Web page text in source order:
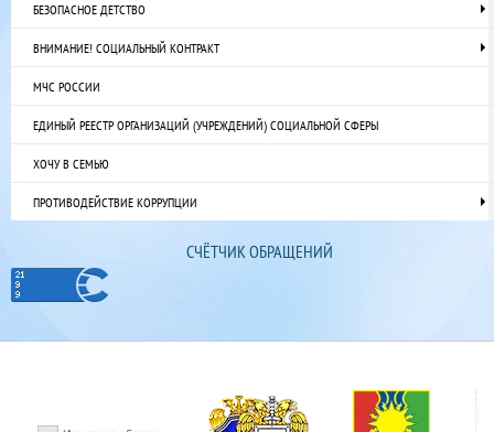
БЕЗОПАСНОЕ ДЕТСТВО
ВНИМАНИЕ! СОЦИАЛЬНЫЙ КОНТРАКТ
МЧС РОССИИ
ЕДИНЫЙ РЕЕСТР ОРГАНИЗАЦИЙ (УЧРЕЖДЕНИЙ) СОЦИАЛЬНОЙ СФЕРЫ
ХОЧУ В СЕМЬЮ
ПРОТИВОДЕЙСТВИЕ КОРРУПЦИИ
СЧЁТЧИК ОБРАЩЕНИЙ